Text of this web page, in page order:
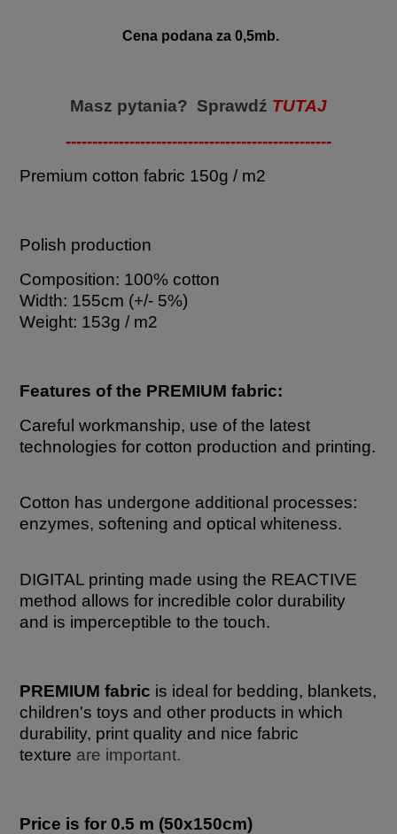
Cena podana za 0,5mb.
Masz pytania? Sprawdź TUTAJ
--------------------------------------------------
Premium cotton fabric 150g / m2
Polish production
Composition: 100% cotton
Width: 155cm (+/- 5%)
Weight: 153g / m2
Features of the PREMIUM fabric:
Careful workmanship, use of the latest
technologies for cotton production and printing.
Cotton has undergone additional processes:
enzymes, softening and optical whiteness.
DIGITAL printing made using the REACTIVE
method allows for incredible color durability
and is imperceptible to the touch.
PREMIUM fabric is ideal for bedding, blankets,
children's toys and other products in which
durability, print quality and nice fabric
texture are important.
Price is for 0.5 m (50x150cm)